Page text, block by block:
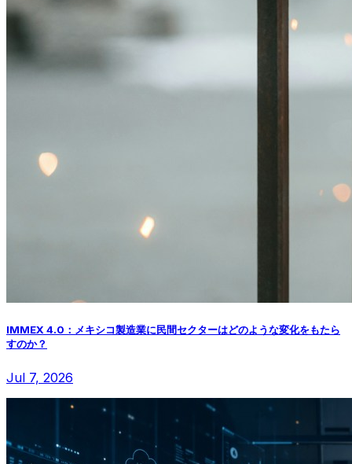
IMMEX 4.0：メキシコ製造業に民間セクターはどのような変化をもたら
すのか？
Jul 7, 2026